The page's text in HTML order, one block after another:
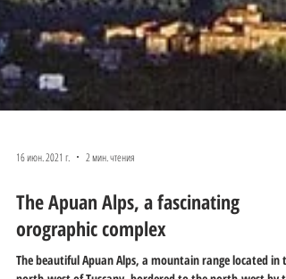
16 июн. 2021 г. 2 мин. чтения